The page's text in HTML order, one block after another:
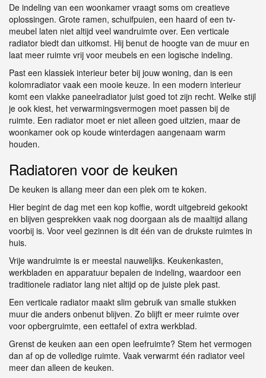
De indeling van een woonkamer vraagt soms om creatieve
oplossingen. Grote ramen, schuifpuien, een haard of een tv-
meubel laten niet altijd veel wandruimte over. Een verticale
radiator biedt dan uitkomst. Hij benut de hoogte van de muur en
laat meer ruimte vrij voor meubels en een logische indeling.
Past een klassiek interieur beter bij jouw woning, dan is een
kolomradiator vaak een mooie keuze. In een modern interieur
komt een vlakke paneelradiator juist goed tot zijn recht. Welke stijl
je ook kiest, het verwarmingsvermogen moet passen bij de
ruimte. Een radiator moet er niet alleen goed uitzien, maar de
woonkamer ook op koude winterdagen aangenaam warm
houden.
Radiatoren voor de keuken
De keuken is allang meer dan een plek om te koken.
Hier begint de dag met een kop koffie, wordt uitgebreid gekookt
en blijven gesprekken vaak nog doorgaan als de maaltijd allang
voorbij is. Voor veel gezinnen is dit één van de drukste ruimtes in
huis.
Vrije wandruimte is er meestal nauwelijks. Keukenkasten,
werkbladen en apparatuur bepalen de indeling, waardoor een
traditionele radiator lang niet altijd op de juiste plek past.
Een verticale radiator maakt slim gebruik van smalle stukken
muur die anders onbenut blijven. Zo blijft er meer ruimte over
voor opbergruimte, een eettafel of extra werkblad.
Grenst de keuken aan een open leefruimte? Stem het vermogen
dan af op de volledige ruimte. Vaak verwarmt één radiator veel
meer dan alleen de keuken.